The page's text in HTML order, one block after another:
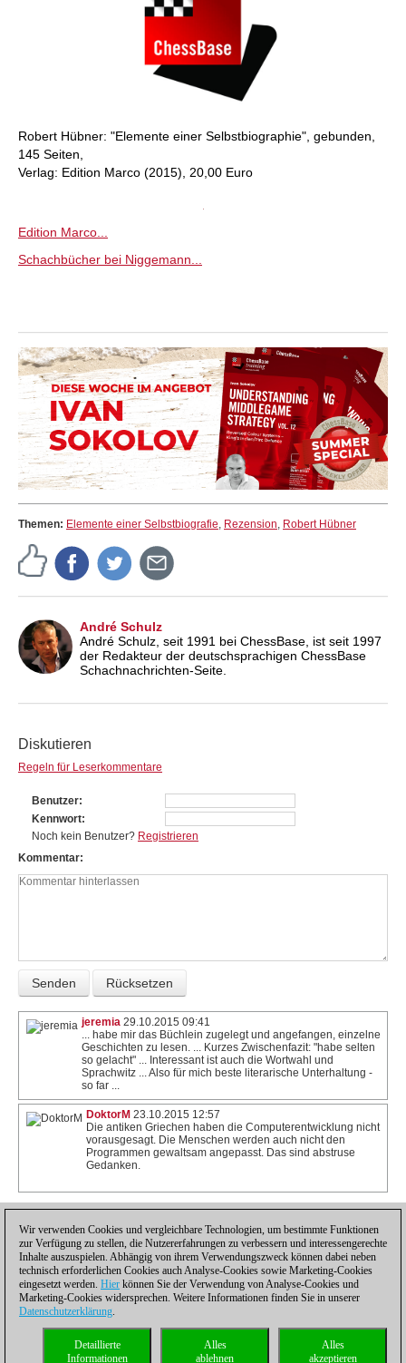
Robert Hübner: "Elemente einer Selbstbiographie", gebunden,
145 Seiten,
Verlag: Edition Marco (2015), 20,00 Euro
Edition Marco...
Schachbücher bei Niggemann...
Themen: Elemente einer Selbstbiografie Rezension Robert Hübner
André Schulz
André Schulz, seit 1991 bei ChessBase, ist seit 1997
der Redakteur der deutschsprachigen ChessBase
Schachnachrichten-Seite.
Diskutieren
Regeln für Leserkommentare
Benutzer
Kennwort
Noch kein Benutzer? Registrieren
Kommentar
jeremia 29.10.2015 09:41
... habe mir das Büchlein zugelegt und angefangen, einzelne
Geschichten zu lesen. ... Kurzes Zwischenfazit: "habe selten
so gelacht" ... Interessant ist auch die Wortwahl und
Sprachwitz ... Also für mich beste literarische Unterhaltung -
so far ...
DoktorM 23.10.2015 12:57
Die antiken Griechen haben die Computerentwicklung nicht
vorausgesagt. Die Menschen werden auch nicht den
Programmen gewaltsam angepasst. Das sind abstruse
Gedanken.
1
Datenschutzhinweis| Kontakt| |Lizenzen
Compliance Hotline|
Wir verwenden Cookies und vergleichbare Technologien, um bestimmte Funktionen
zur Verfügung zu stellen, die Nutzererfahrungen zu verbessern und interessengerechte
Inhalte auszuspielen. Abhängig von ihrem Verwendungszweck können dabei neben
technisch erforderlichen Cookies auch Analyse-Cookies sowie Marketing-Cookies
eingesetzt werden. Hier können Sie der Verwendung von Analyse-Cookies und
Marketing-Cookies widersprechen. Weitere Informationen finden Sie in unserer
Datenschutzerklärung.
Alles
akzeptieren
Alles
ablehnen
Detaillierte
Informationen